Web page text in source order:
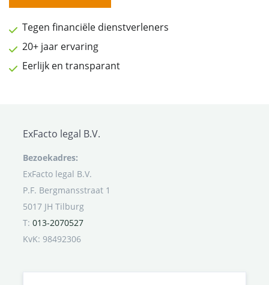
Tegen financiële dienstverleners
20+ jaar ervaring
Eerlijk en transparant
ExFacto legal B.V.
Bezoekadres:
ExFacto legal B.V.
P.F. Bergmansstraat 1
5017 JH Tilburg
T: 013-2070527
KvK: 98492306